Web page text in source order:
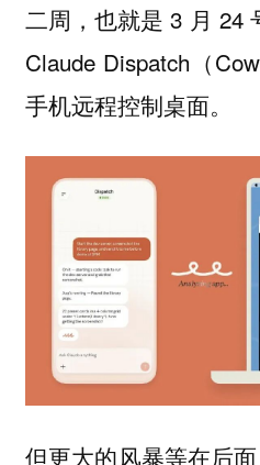
二周，也就是 3 月 24
Claude Dispatch（
手机远程控制桌面。
但更大的风暴等在后